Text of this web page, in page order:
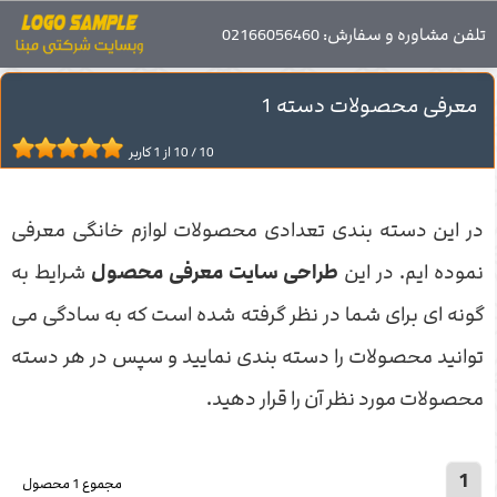
صفحه اصلی محصولات معرفی محصولات دسته 1
معرفی محصولات دسته 1
10/10 از 1کاربر
در این دسته بندی تعدادی محصولات لوازم خانگی معرفی
نموده ایم. در این طراحی سایت معرفی محصول شرایط به
گونه ای برای شما در نظر گرفته شده است که به سادگی می
توانید محصولات را دسته بندی نمایید و سپس در هر دسته
محصولات مورد نظر آن را قرار دهید.
1 مجموع 1 محصول
تلفن مشاوره و سفارش: 02166056460